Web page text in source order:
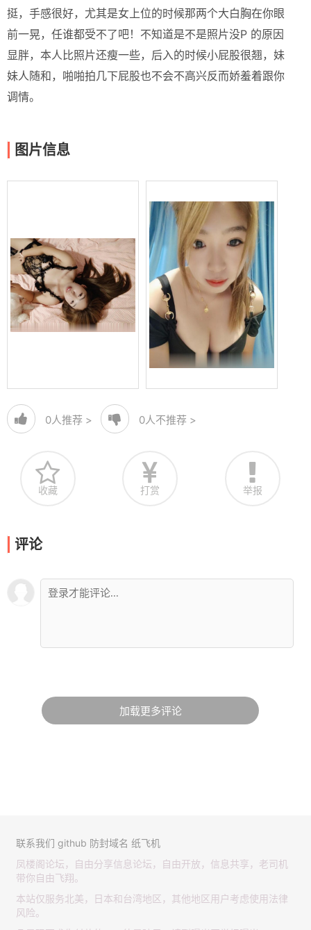
挺，手感很好，尤其是女上位的时候那两个大白胸在你眼
前一晃，任谁都受不了吧！不知道是不是照片没P 的原因
显胖，本人比照片还瘦一些，后入的时候小屁股很翘，妹
妹人随和，啪啪拍几下屁股也不会不高兴反而娇羞着跟你
调情。
图片信息
0人推荐 > 0人不推荐 >
收藏 打赏 举报
评论
加载更多评论
联系我们 github 防封域名 纸飞机
凤楼阁论坛，自由分享信息论坛，自由开放，信息共享，老司机
带你自由飞翔。
本站仅服务北美，日本和台湾地区，其他地区用户考虑使用法律
风险。